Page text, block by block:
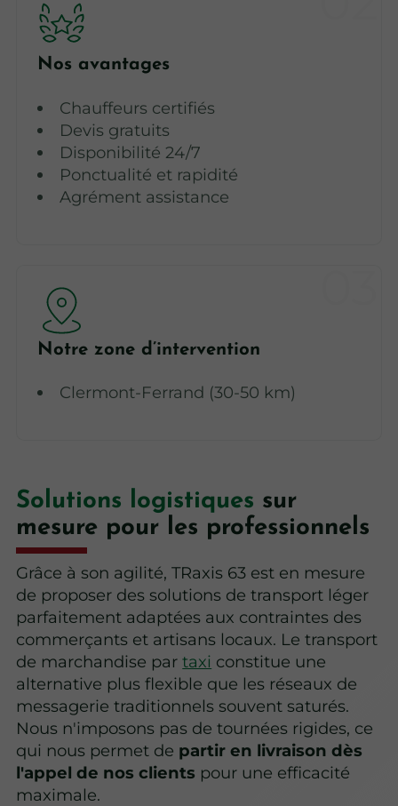
Nos avantages
Chauffeurs certifiés
Devis gratuits
Disponibilité 24/7
Ponctualité et rapidité
Agrément assistance
Notre zone d’intervention
Clermont-Ferrand (30-50 km)
Solutions logistiques sur
mesure pour les professionnels
Grâce à son agilité, TRaxis 63 est en mesure
de proposer des solutions de transport léger
parfaitement adaptées aux contraintes des
commerçants et artisans locaux. Le transport
de marchandise partaxi constitue une
alternative plus flexible que les réseaux de
messagerie traditionnels souvent saturés.
Nous n'imposons pas de tournées rigides, ce
qui nous permet de partir en livraison dès
l'appel de nos clients pour une efficacité
maximale.